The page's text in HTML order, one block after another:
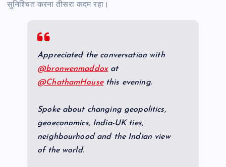
सुनिश्चित करना तीसरा कदम रहा।
Appreciated the conversation with
@bronwenmaddoxat
@ChathamHousethis evening.
Spoke about changing geopolitics,
geoeconomics, India-UK ties,
neighbourhood and the Indian view
of the world.